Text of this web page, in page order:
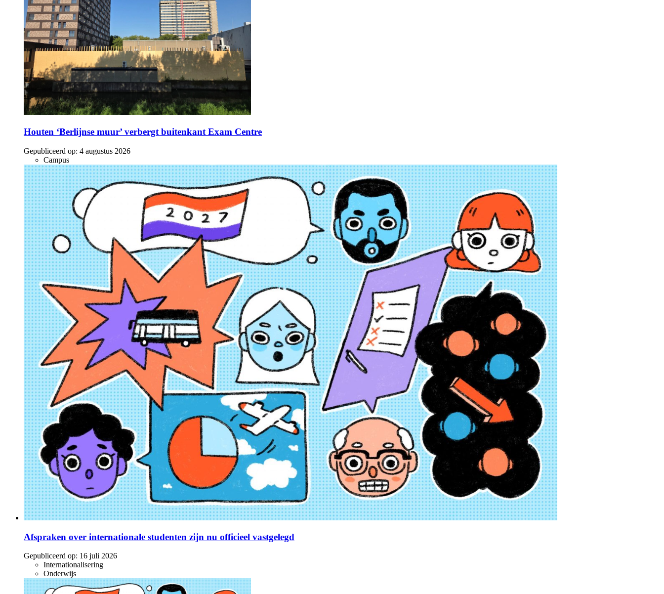
Houten ‘Berlijnse muur’ verbergt buitenkant Exam Centre
Gepubliceerd op: 4 augustus 2026
Campus
Afspraken over internationale studenten zijn nu officieel vastgelegd
Gepubliceerd op: 16 juli 2026
Internationalisering
Onderwijs